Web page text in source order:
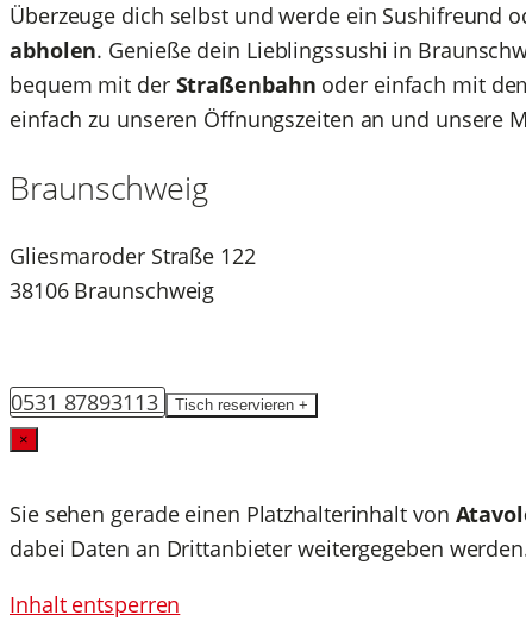
Überzeuge dich selbst und werde ein Sushifreund
abholen. Genieße dein Lieblingssushi in
bequem mit der Straßenbahn oder einfach mit
einfach zu unseren Öffnungszeiten an und unsere
Braunschweig
Gliesmaroder Straße 122
38106 Braunschweig
0531 87893113
Tisch reservieren +
×
Sie sehen gerade einen Platzhalterinhalt von
dabei Daten an Drittanbieter weitergegeben
Inhalt entsperren